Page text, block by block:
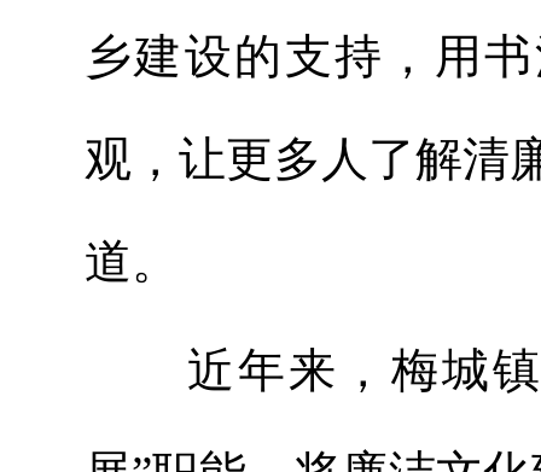
乡建设的支持，用
观，让更多人了解清
道。
近年来，梅城镇